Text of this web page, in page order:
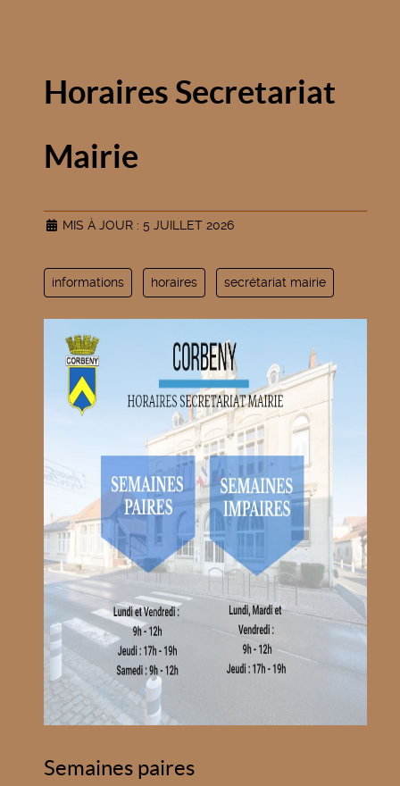
Horaires Secretariat
Mairie
MIS À JOUR : 5 JUILLET 2026
informations horaires secrétariat mairie
Semaines paires